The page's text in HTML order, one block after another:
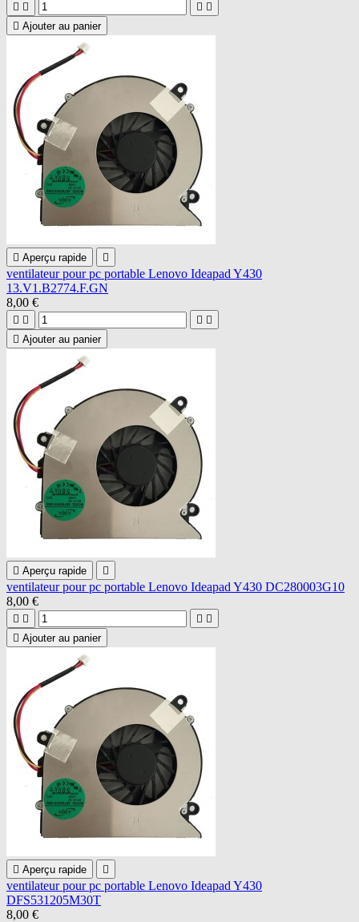
   
 Ajouter au panier
 Aperçu rapide 
ventilateur pour pc portable Lenovo Ideapad Y430
13.V1.B2774.F.GN
8,00 €
   
 Ajouter au panier
 Aperçu rapide 
ventilateur pour pc portable Lenovo Ideapad Y430 DC280003G10
8,00 €
   
 Ajouter au panier
 Aperçu rapide 
ventilateur pour pc portable Lenovo Ideapad Y430
DFS531205M30T
8,00 €